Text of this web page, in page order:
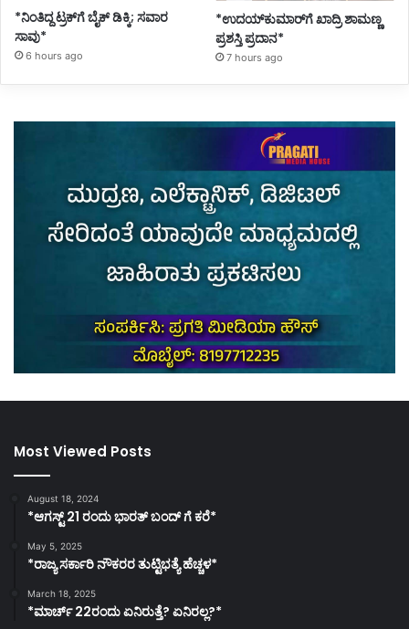
*ನಿಂತಿದ್ದ ಟ್ರಕ್‌ಗೆ ಬೈಕ್ ಡಿಕ್ಕಿ; ಸವಾರ
ಸಾವು*
6 hours ago
*ಉದಯ್‌ಕುಮಾರ್‌ಗೆ ಖಾದ್ರಿ ಶಾಮಣ್ಣ
ಪ್ರಶಸ್ತಿ ಪ್ರದಾನ*
7 hours ago
Most Viewed Posts
August 18, 2024
*ಆಗಸ್ಟ್ 21 ರಂದು ಭಾರತ್‌ ಬಂದ್‌ ಗೆ ಕರೆ*
May 5, 2025
*ರಾಜ್ಯ ಸರ್ಕಾರಿ ನೌಕರರ ತುಟ್ಟಿಭತ್ಯೆ ಹೆಚ್ಚಳ*
March 18, 2025
*ಮಾರ್ಚ್ 22ರಂದು ಏನಿರುತ್ತೆ? ಏನಿರಲ್ಲ?*